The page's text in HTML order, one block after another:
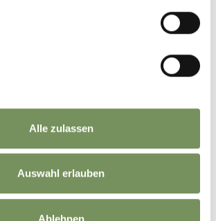
Alle zulassen
Auswahl erlauben
Ablehnen